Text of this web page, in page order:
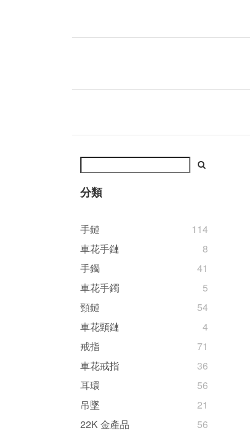
分類
手鏈
114
車花手鏈
8
手鐲
41
車花手鐲
5
頸鏈
54
車花頸鏈
4
戒指
71
車花戒指
36
耳環
56
吊墜
21
22K 金產品
56